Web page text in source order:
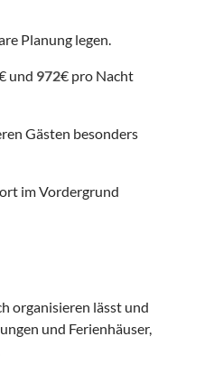
Planung legen.
und 972€ pro Nacht
Gästen besonders
im Vordergrund
organisieren lässt und
und Ferienhäuser,